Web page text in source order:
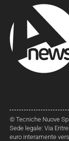
© Tecniche Nuove
Sede legale: Via
euro interamente